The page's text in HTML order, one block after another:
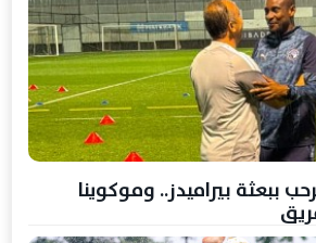
ببعثة بيراميدز.. وموكوينا